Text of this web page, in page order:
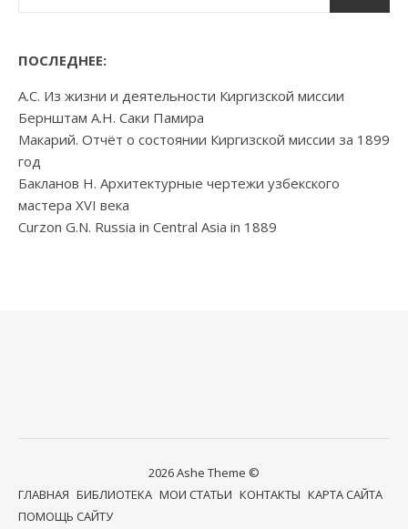
ПОСЛЕДНЕЕ:
А.С. Из жизни и деятельности Киргизской миссии
Бернштам А.Н. Саки Памира
Макарий. Отчёт о состоянии Киргизской миссии за 1899
год
Бакланов Н. Архитектурные чертежи узбекского
мастера XVI века
Curzon G.N. Russia in Central Asia in 1889
2026 Ashe Theme ©
ГЛАВНАЯ БИБЛИОТЕКА МОИ СТАТЬИ КОНТАКТЫ КАРТА САЙТА
ПОМОЩЬ САЙТУ